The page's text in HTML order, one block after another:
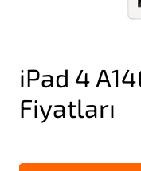
iPad 4
Fiyatları